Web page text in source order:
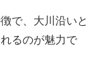
で、大川沿いと
るのが魅力で